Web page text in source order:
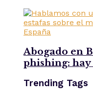
Abogado en
phishing:
Trending Tags